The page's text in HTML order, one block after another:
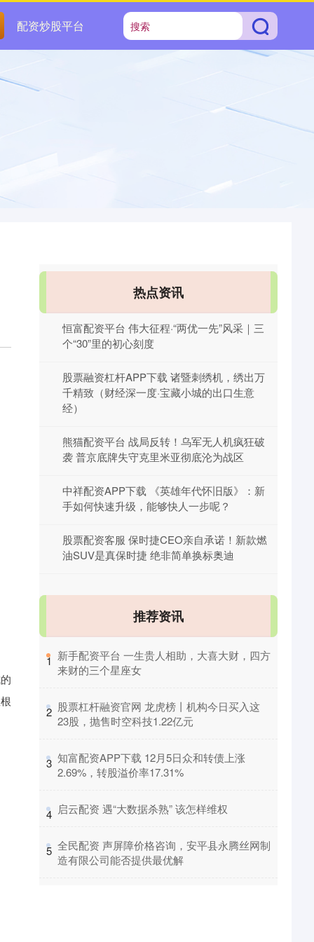
配资炒股平台
热点资讯
恒富配资平台 伟大征程·“两优一先”风采｜三
个“30”里的初心刻度
股票融资杠杆APP下载 诸暨刺绣机，绣出万
千精致（财经深一度·宝藏小城的出口生意
经）
熊猫配资平台 战局反转！乌军无人机疯狂破
袭 普京底牌失守克里米亚彻底沦为战区
中祥配资APP下载 《英雄年代怀旧版》：新
手如何快速升级，能够快人一步呢？
股票配资客服 保时捷CEO亲自承诺！新款燃
油SUV是真保时捷 绝非简单换标奥迪
推荐资讯
1 ​新手配资平台 一生贵人相助，大喜大财，四方
来财的三个星座女
2 ​股票杠杆融资官网 龙虎榜丨机构今日买入这
23股，抛售时空科技1.22亿元
3 ​知富配资APP下载 12月5日众和转债上涨
2.69%，转股溢价率17.31%
4 ​启云配资 遇“大数据杀熟” 该怎样维权
5 ​全民配资 声屏障价格咨询，安平县永腾丝网制
造有限公司能否提供最优解